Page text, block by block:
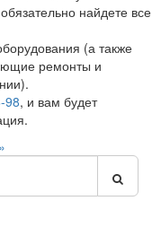
найдете все
(а также
ремонты и
98, и вам будет